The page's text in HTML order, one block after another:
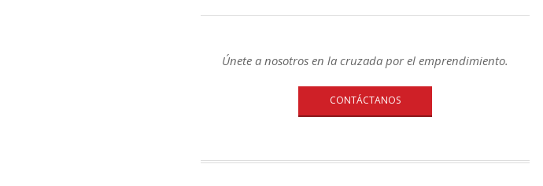
Únete a nosotros en la cruzada por el emprendimiento.
CONTÁCTANOS